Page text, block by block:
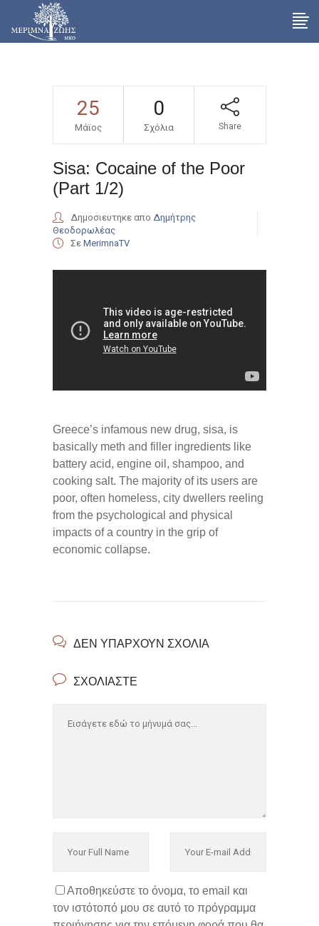
25
Μάϊος
0
Σχόλια Share
Sisa: Cocaine of the Poor
(Part 1/2)
Δημοσιευτηκε απο Δημήτρης
Θεοδορωλέας
Σε MerimnaTV
Greece’s infamous new drug, sisa, is
basically meth and filler ingredients like
battery acid, engine oil, shampoo, and
cooking salt. The majority of its users are
poor, often homeless, city dwellers reeling
from the psychological and physical
impacts of a country in the grip of
economic collapse.
ΔΕΝ ΥΠΆΡΧΟΥΝ ΣΧΌΛΙΑ
ΣΧΟΛΙΆΣΤΕ
Αποθηκεύστε το όνομα, το email και
τον ιστότοπό μου σε αυτό το πρόγραμμα